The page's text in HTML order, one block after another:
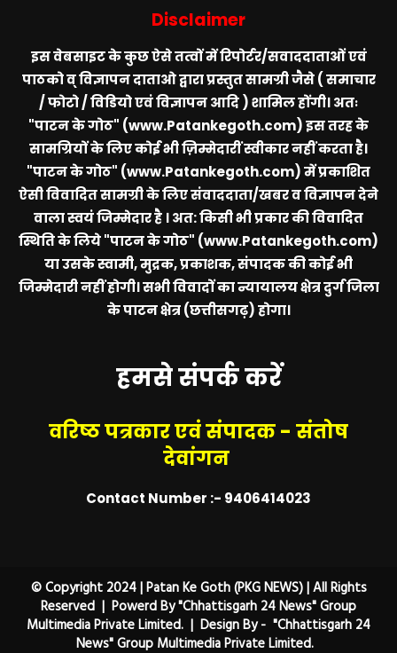
Disclaimer
इस वेबसाइट के कुछ ऐसे तत्वों में रिपोर्टर/सवाददाताओं एवं
पाठको व् विज्ञापन दाताओ द्वारा प्रस्तुत सामग्री जैसे ( समाचार
/ फोटो / विडियो एवं विज्ञापन आदि ) शामिल होंगी। अतः
"पाटन के गोठ" (www.Patankegoth.com)इस तरह के
सामग्रियों के लिए कोई भी ज़िम्मेदारीं स्वीकार नहीं करता है।
"पाटन के गोठ" (www.Patankegoth.com)में प्रकाशित
ऐसी विवादित सामग्री के लिए संवाददाता/खबर व विज्ञापन देने
वाला स्वयं जिम्मेदार है । अत: किसी भी प्रकार की विवादित
स्थिति के लिये"पाटन के गोठ" (www.Patankegoth.com)
या उसके स्वामी, मुद्रक, प्रकाशक, संपादक की कोई भी
जिम्मेदारी नहीं होगी। सभी विवादों का न्यायालय क्षेत्र दुर्ग जिला
के पाटन क्षेत्र (छत्तीसगढ़) होगा।
हमसे संपर्क करें
वरिष्ठ पत्रकार एवं संपादक - संतोष
देवांगन
Contact Number :- 9406414023
© Copyright 2024 | Patan Ke Goth (PKG NEWS) | All Rights
Reserved | Powerd By "Chhattisgarh 24 News" Group
Multimedia Private Limited. | Design By - "Chhattisgarh 24
News" Group Multimedia Private Limited.